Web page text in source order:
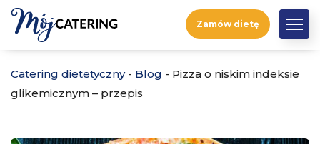
Zamów dietę
Catering dietetyczny- Blog - Pizza o niskim indeksie
glikemicznym – przepis